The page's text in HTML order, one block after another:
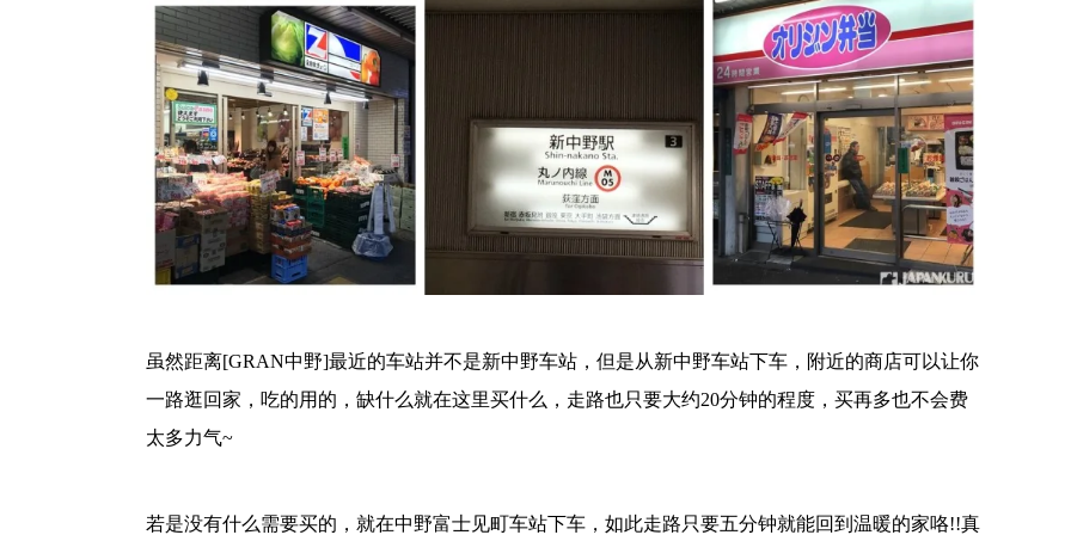
虽然距离[GRAN中野]最近的车站并不是新中野车站，但是从新中野车站下车，附近的商店可以让你
一路逛回家，吃的用的，缺什么就在这里买什么，走路也只要大约20分钟的程度，买再多也不会费
太多力气~
若是没有什么需要买的，就在中野富士见町车站下车，如此走路只要五分钟就能回到温暖的家咯!!真